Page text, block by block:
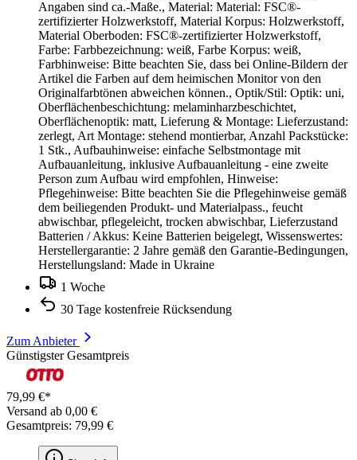
Angaben sind ca.-Maße., Material: Material: FSC®-
zertifizierter Holzwerkstoff, Material Korpus: Holzwerkstoff,
Material Oberboden: FSC®-zertifizierter Holzwerkstoff,
Farbe: Farbbezeichnung: weiß, Farbe Korpus: weiß,
Farbhinweise: Bitte beachten Sie, dass bei Online-Bildern der
Artikel die Farben auf dem heimischen Monitor von den
Originalfarbtönen abweichen können., Optik/Stil: Optik: uni,
Oberflächenbeschichtung: melaminharzbeschichtet,
Oberflächenoptik: matt, Lieferung & Montage: Lieferzustand:
zerlegt, Art Montage: stehend montierbar, Anzahl Packstücke:
1 Stk., Aufbauhinweise: einfache Selbstmontage mit
Aufbauanleitung, inklusive Aufbauanleitung - eine zweite
Person zum Aufbau wird empfohlen, Hinweise:
Pflegehinweise: Bitte beachten Sie die Pflegehinweise gemäß
dem beiliegenden Produkt- und Materialpass., feucht
abwischbar, pflegeleicht, trocken abwischbar, Lieferzustand
Batterien / Akkus: Keine Batterien beigelegt, Wissenswertes:
Herstellergarantie: 2 Jahre gemäß den Garantie-Bedingungen,
Herstellungsland: Made in Ukraine
1 Woche
30 Tage kostenfreie Rücksendung
Zum Anbieter
Günstigster Gesamtpreis
79,99 €*
Versand ab 0,00 €
Gesamtpreis: 79,99 €